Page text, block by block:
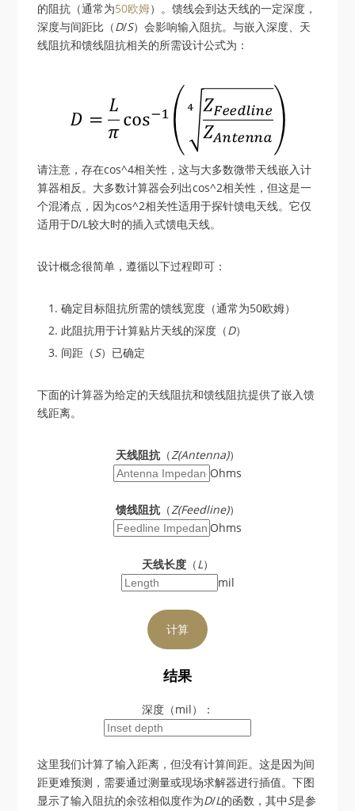
的阻抗（通常为50欧姆）。馈线会到达天线的一定深度，
深度与间距比（D/S）会影响输入阻抗。与嵌入深度、天
线阻抗和馈线阻抗相关的所需设计公式为：
请注意，存在cos^4相关性，这与大多数微带天线嵌入计
算器相反。大多数计算器会列出cos^2相关性，但这是一
个混淆点，因为cos^2相关性适用于探针馈电天线。它仅
适用于D/L较大时的插入式馈电天线。
设计概念很简单，遵循以下过程即可：
确定目标阻抗所需的馈线宽度（通常为50欧姆）
此阻抗用于计算贴片天线的深度（D）
间距（S）已确定
下面的计算器为给定的天线阻抗和馈线阻抗提供了嵌入馈
线距离。
天线阻抗（Z(Antenna)）
Ohms
馈线阻抗（Z(Feedline)）
Ohms
天线长度（L）
mil
结果
深度（mil）：
这里我们计算了输入距离，但没有计算间距。这是因为间
距更难预测，需要通过测量或现场求解器进行插值。下图
显示了输入阻抗的余弦相似度作为D/L的函数，其中S是参